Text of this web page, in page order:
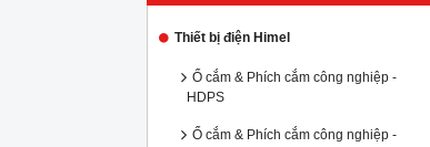
Thiết bị điện Himel
Ổ cắm & Phích cắm công nghiệp -
HDPS
Ổ cắm & Phích cắm công nghiệp -